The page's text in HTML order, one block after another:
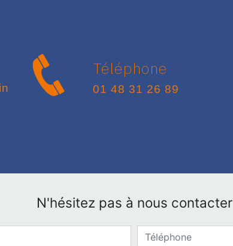
Téléphone
01 48 31 26 89
N'hésitez pas à nous contacter